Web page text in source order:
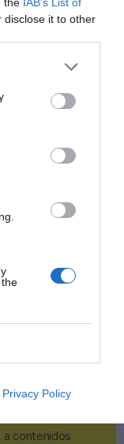
disclose it to other
Privacy Policy
a contenidos